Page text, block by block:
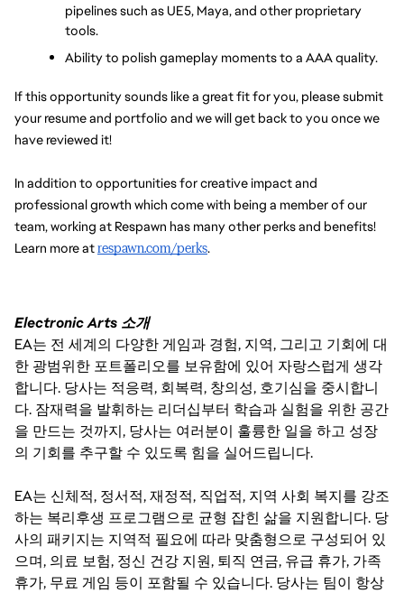
pipelines such as UE5, Maya, and other proprietary
tools.
Ability to polish gameplay moments to a AAA quality.
If this opportunity sounds like a great fit for you, please submit
your resume and portfolio and we will get back to you once we
have reviewed it!
In addition to opportunities for creative impact and
professional growth which come with being a member of our
team, working at Respawn has many other perks and benefits!
Learn more at respawn.com/perks.
Electronic Arts 소개
EA는 전 세계의 다양한 게임과 경험, 지역, 그리고 기회에 대
한 광범위한 포트폴리오를 보유함에 있어 자랑스럽게 생각
합니다. 당사는 적응력, 회복력, 창의성, 호기심을 중시합니
다. 잠재력을 발휘하는 리더십부터 학습과 실험을 위한 공간
을 만드는 것까지, 당사는 여러분이 훌륭한 일을 하고 성장
의 기회를 추구할 수 있도록 힘을 실어드립니다.
EA는 신체적, 정서적, 재정적, 직업적, 지역 사회 복지를 강조
하는 복리후생 프로그램으로 균형 잡힌 삶을 지원합니다. 당
사의 패키지는 지역적 필요에 따라 맞춤형으로 구성되어 있
으며, 의료 보험, 정신 건강 지원, 퇴직 연금, 유급 휴가, 가족
휴가, 무료 게임 등이 포함될 수 있습니다. 당사는 팀이 항상